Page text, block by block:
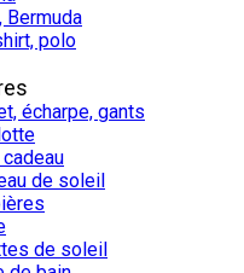
Bermuda
polo
écharpe, gants
de soleil
de soleil